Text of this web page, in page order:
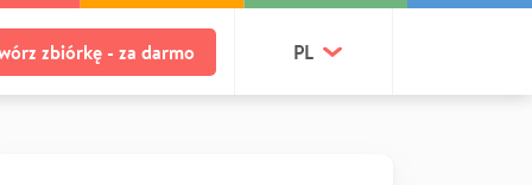
zbiórkę - za darmo PL